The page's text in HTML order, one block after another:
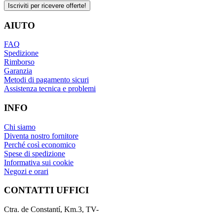
Iscriviti per ricevere offerte!
AIUTO
FAQ
Spedizione
Rimborso
Garanzia
Metodi di pagamento sicuri
Assistenza tecnica e problemi
INFO
Chi siamo
Diventa nostro fornitore
Perché così economico
Spese di spedizione
Informativa sui cookie
Negozi e orari
CONTATTI UFFICI
Ctra. de Constantí, Km.3, TV-